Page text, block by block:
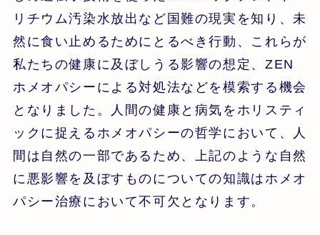
リチウム汚染水放出など国難の現実を知り、未
然に食い止めるためにとるべき行動、これらが
私たちの健康に及ぼしうる影響の想定、ZEN
ホメオパシーによる対処法などを模索する機会
となりました。人間の健康と病気をホリスティ
ックに捉えるホメオパシーの哲学において、人
間は自然の一部であるため、上記のような自然
に悪影響を及ぼすものについての知識はホメオ
パシー治療において不可欠となります。